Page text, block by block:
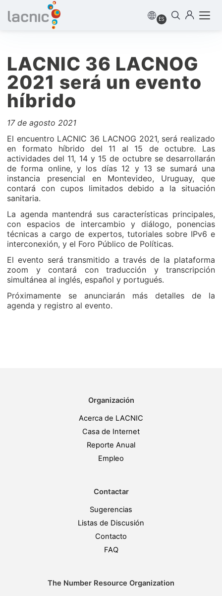
ES
LACNIC 36 LACNOG
2021 será un evento
híbrido
17 de agosto 2021
El encuentro LACNIC 36 LACNOG 2021, será realizado
en formato híbrido del 11 al 15 de octubre. Las
actividades del 11, 14 y 15 de octubre se desarrollarán
de forma online, y los días 12 y 13 se sumará una
instancia presencial en Montevideo, Uruguay, que
contará con cupos limitados debido a la situación
sanitaria.
La agenda mantendrá sus características principales,
con espacios de intercambio y diálogo, ponencias
técnicas a cargo de expertos, tutoriales sobre IPv6 e
interconexión, y el Foro Público de Políticas.
El evento será transmitido a través de la plataforma
zoom y contará con traducción y transcripción
simultánea al inglés, español y portugués.
Próximamente se anunciarán más detalles de la
agenda y registro al evento.
Organización
Acerca de LACNIC
Casa de Internet
Reporte Anual
Empleo
Contactar
Sugerencias
Listas de Discusión
Contacto
FAQ
The Number Resource Organization